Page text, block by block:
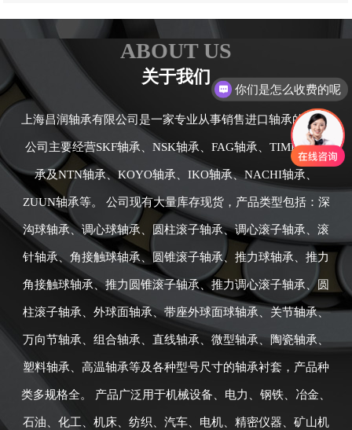
ABOUT US
关于我们
上海昌润轴承有限公司是一家专业从事销售进口轴承的公司,
公司主要经营SKF轴承、NSK轴承、FAG轴承、TIMKEN轴
承及NTN轴承、KOYO轴承、IKO轴承、NACHI轴承、
ZUUN轴承等。 公司现有大量库存现货，产品类型包括：深
沟球轴承、调心球轴承、圆柱滚子轴承、调心滚子轴承、滚
针轴承、角接触球轴承、圆锥滚子轴承、推力球轴承、推力
角接触球轴承、推力圆锥滚子轴承、推力调心滚子轴承、圆
柱滚子轴承、外球面轴承、带座外球面球轴承、关节轴承、
万向节轴承、组合轴承、直线轴承、微型轴承、陶瓷轴承、
塑料轴承、高温轴承等及各种型号尺寸的轴承衬套，产品种
类多规格全。 产品广泛用于机械设备、电力、钢铁、冶金、
石油、化工、机床、纺织、汽车、电机、精密仪器、矿山机
你们是怎么收费的呢